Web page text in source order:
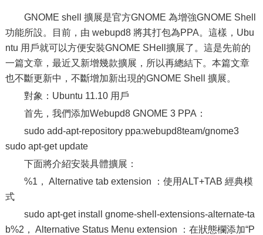
GNOME shell 擴展是官方GNOME 為增強GNOME Shell
功能所設。目前，由 webupd8 將其打包為PPA。這樣，Ubu
ntu 用戶就可以方便安裝GNOME SHell擴展了。這是先前的
一篇文章，最近又新增幾款擴展，所以再總結下。本篇文章
也不斷更新中，不斷增加新出現的GNOME Shell 擴展。
對象：Ubuntu 11.10 用戶
首先，我們添加Webupd8 GNOME 3 PPA：
sudo add-apt-repository ppa:webupd8team/gnome3
sudo apt-get update
下面將介紹安裝具體擴展：
%1， Alternative tab extension ：使用ALT+TAB 經典模
式
sudo apt-get install gnome-shell-extensions-alternate-ta
b%2， Alternative Status Menu extension ：在狀態欄添加“P